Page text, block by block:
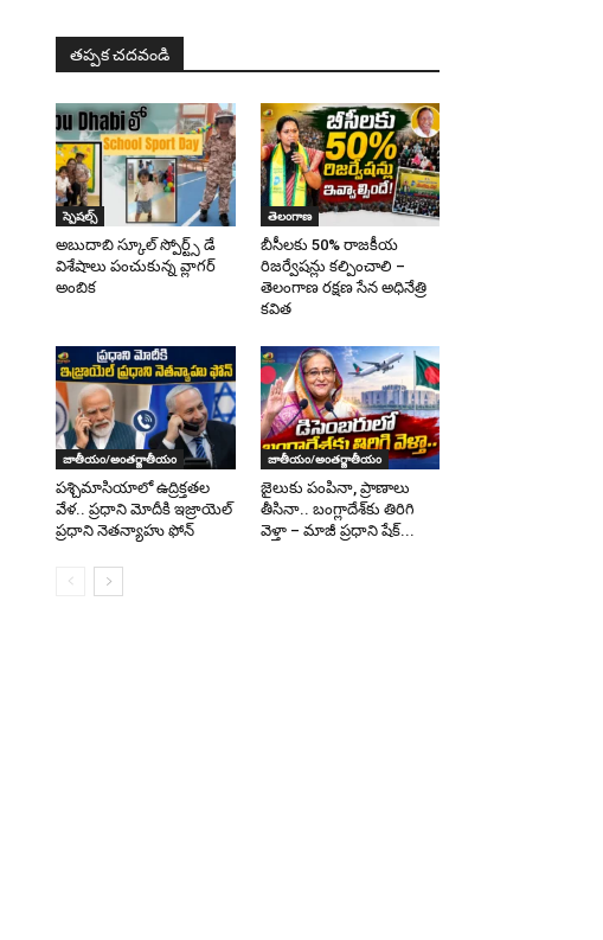
తప్పక చదవండి
స్పెషల్స్
అబుదాబి స్కూల్ స్పోర్ట్స్ డే
విశేషాలు పంచుకున్న వ్లాగర్
అంబిక
తెలంగాణ
బీసీలకు 50% రాజకీయ
రిజర్వేషన్లు కల్పించాలి –
తెలంగాణ రక్షణ సేన అధినేత్రి
కవిత
జాతీయం/అంతర్జాతీయం
పశ్చిమాసియాలో ఉద్రిక్తతల
వేళ.. ప్రధాని మోదీకి ఇజ్రాయెల్
ప్రధాని నెతన్యాహు ఫోన్
జాతీయం/అంతర్జాతీయం
జైలుకు పంపినా, ప్రాణాలు
తీసినా.. బంగ్లాదేశ్‌కు తిరిగి
వెళ్తా – మాజీ ప్రధాని షేక్...